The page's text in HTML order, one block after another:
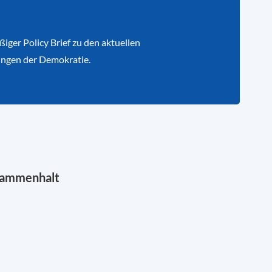
Policy Brief zu den aktuellen
der Demokratie.